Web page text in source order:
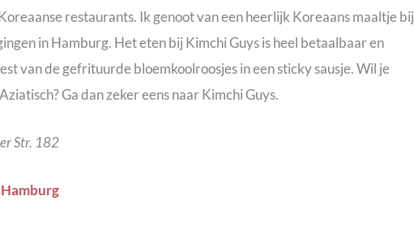
restaurants. Ik genoot van een heerlijk Koreaans maaltje bij
in Hamburg. Het eten bij Kimchi Guys is heel betaalbaar en
van de gefrituurde bloemkoolroosjes in een sticky sausje. Wil je
Ga dan zeker eens naar Kimchi Guys.
Str. 182